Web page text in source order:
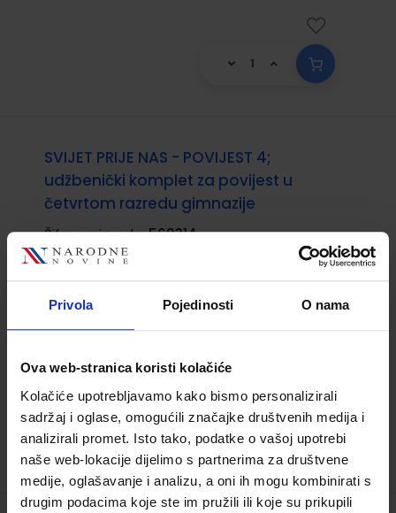
Privola Pojedinosti O nama
Ova web-stranica koristi kolačiće
Kolačiće upotrebljavamo kako bismo personalizirali
sadržaj i oglase, omogućili značajke društvenih medija i
analizirali promet. Isto tako, podatke o vašoj upotrebi
naše web-lokacije dijelimo s partnerima za društvene
medije, oglašavanje i analizu, a oni ih mogu kombinirati s
drugim podacima koje ste im pružili ili koje su prikupili
SVIJET PRIJE NAS - POVIJEST 4;
udžbenički komplet za povijest u
četvrtom razredu gimnazije
Šifra proizvoda:569314
Autor(i):Raguž Staničić Petrić Branđolica Cik
Nakladnik:
MERIDIJANI OBRT ZA IZDAVAČKU